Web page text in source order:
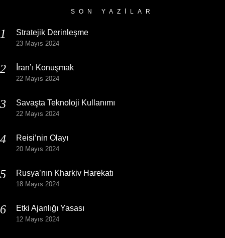
SON YAZILAR
Stratejik Derinleşme
23 Mayıs 2024
İran’ı Konuşmak
22 Mayıs 2024
Savaşta Teknoloji Kullanımı
22 Mayıs 2024
Reisi’nin Olayı
20 Mayıs 2024
Rusya’nın Kharkiv Harekatı
18 Mayıs 2024
Etki Ajanlığı Yasası
12 Mayıs 2024